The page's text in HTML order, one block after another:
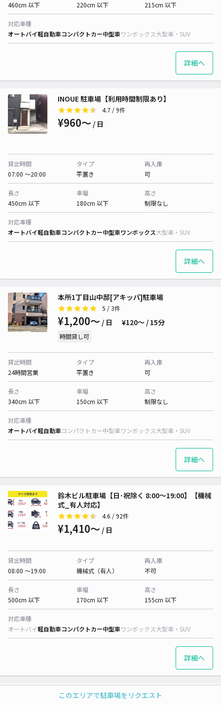
このエリアで駐車場をリクエスト
460cm 以下
220cm 以下
215cm 以下
対応車種
オートバイ軽自動車コンパクトカー中型車ワンボックス大型車・SUV
詳細へ
INOUE 駐車場【利用時間制限あり】
4.7 / 9件
¥960〜 / 日
貸出時間
07:00 〜20:00
タイプ
平置き
再入庫
可
長さ
450cm 以下
車幅
180cm 以下
高さ
制限なし
対応車種
オートバイ軽自動車コンパクトカー中型車ワンボックス大型車・SUV
詳細へ
本所1丁目山中邸[アキッパ]駐車場
5 / 3件
¥1,200〜 / 日 ¥120〜 / 15分
時間貸し可
貸出時間
24時間営業
タイプ
平置き
再入庫
可
長さ
340cm 以下
車幅
150cm 以下
高さ
制限なし
対応車種
オートバイ軽自動車コンパクトカー中型車ワンボックス大型車・SUV
詳細へ
鈴木ビル駐車場【日･祝除く 8:00～19:00】【機械
式_有人対応】
4.6 / 92件
¥1,410〜 / 日
貸出時間
08:00 〜19:00
タイプ
機械式（有人）
再入庫
不可
長さ
500cm 以下
車幅
170cm 以下
高さ
155cm 以下
対応車種
オートバイ軽自動車コンパクトカー中型車ワンボックス大型車・SUV
詳細へ
【高さ155cm以下：B機】御茶ノ水ソラシティ駐